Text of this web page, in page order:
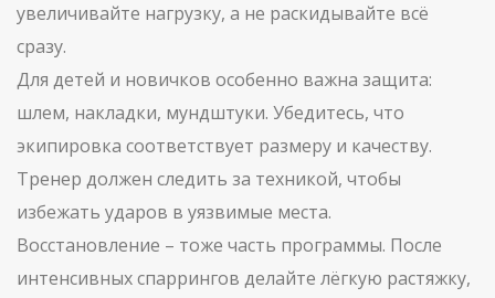
увеличивайте нагрузку, а не раскидывайте всё
сразу.
Для детей и новичков особенно важна защита:
шлем, накладки, мундштуки. Убедитесь, что
экипировка соответствует размеру и качеству.
Тренер должен следить за техникой, чтобы
избежать ударов в уязвимые места.
Восстановление – тоже часть программы. После
интенсивных спаррингов делайте лёгкую растяжку,